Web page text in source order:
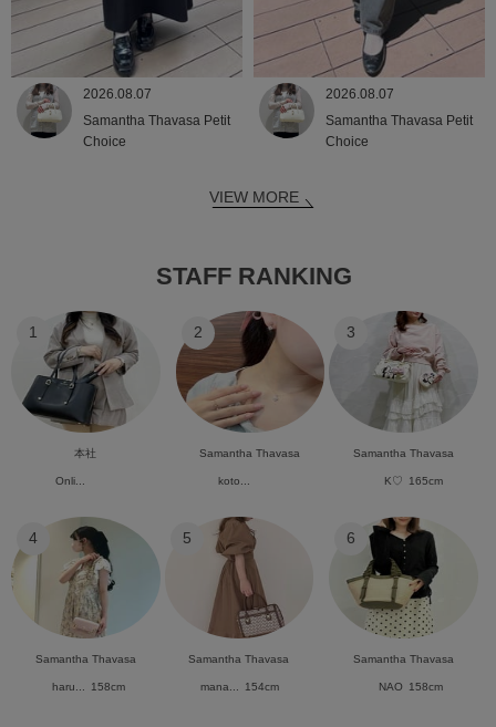
2026.08.07
Samantha Thavasa Petit
Choice
2026.08.07
Samantha Thavasa Petit
Choice
VIEW MORE
STAFF RANKING
1
本社
Onli...
2
Samantha Thavasa
koto...
3
Samantha Thavasa
K♡ 165cm
4
Samantha Thavasa
haru... 158cm
5
Samantha Thavasa
mana... 154cm
6
Samantha Thavasa
NAO 158cm